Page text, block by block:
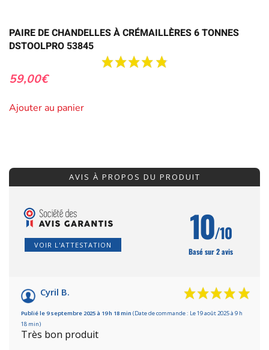
PAIRE DE CHANDELLES À CRÉMAILLÈRES 6 TONNES
DSTOOLPRO 53845
59,00€
Ajouter au panier
AVIS À PROPOS DU PRODUIT
VOIR L'ATTESTATION 10/10
Basé sur 2 avis
Cyril B.
Publié le 9 septembre 2025 à 19 h 18 min (Date de commande : Le 19 août 2025 à 9 h
18 min)
Très bon produit